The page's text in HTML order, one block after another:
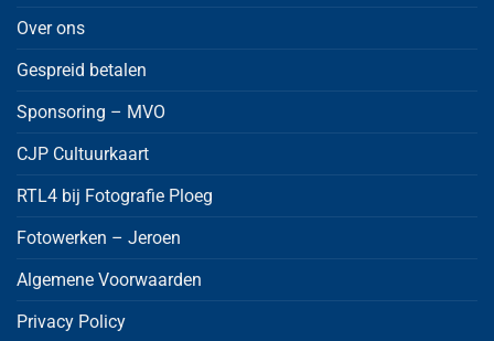
Over ons
Gespreid betalen
Sponsoring – MVO
CJP Cultuurkaart
RTL4 bij Fotografie Ploeg
Fotowerken – Jeroen
Algemene Voorwaarden
Privacy Policy